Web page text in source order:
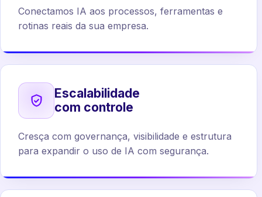
Conectamos IA aos processos, ferramentas e
rotinas reais da sua empresa.
Escalabilidade
com controle
Cresça com governança, visibilidade e estrutura
para expandir o uso de IA com segurança.